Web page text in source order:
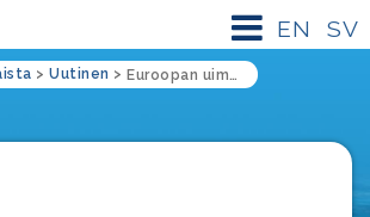
SV
EN
> Uutinen > Euroopan uimavesiraportti: Suomen yleisten uimarantojen vedet pääosin puhtaita